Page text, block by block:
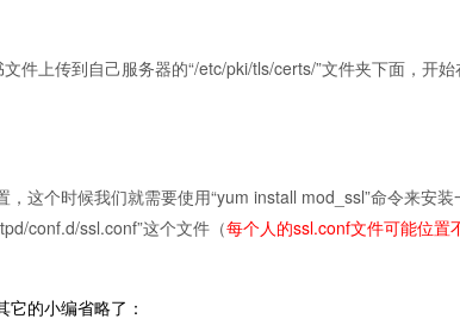
件上传到自己服务器的“/etc/pki/tls/certs/”文件夹下面，开
这个时候我们就需要使用“yum install mod_ssl”命令来安装
conf.d/ssl.conf”这个文件（每个人的ssl.conf文件可能位置
的小编省略了：